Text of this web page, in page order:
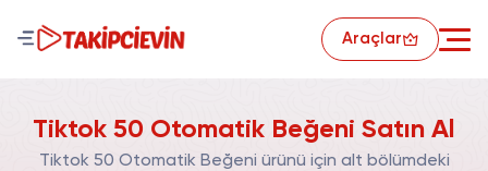
Araçlar
Tiktok 50 Otomatik Beğeni Satın Al
Tiktok 50 Otomatik Beğeni ürünü için alt bölümdeki